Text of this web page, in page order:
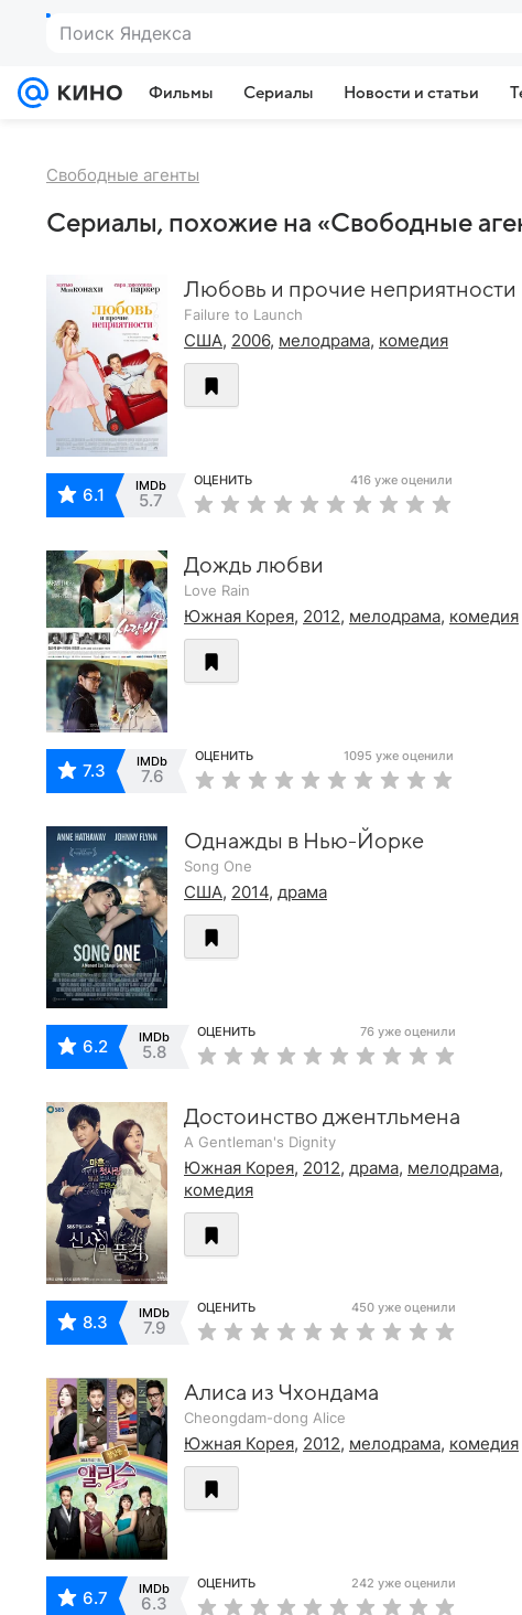
Поиск Яндекса
Фильмы Сериалы Новости и статьи
Свободные агенты
Сериалы, похожие на «Свободные
Любовь и прочие неприятности
Failure to Launch
США, 2006, мелодрама, комедия
6.1 IMDb
5.7
ОЦЕНИТЬ 416 уже оценили
Дождь любви
Love Rain
Южная Корея, 2012, мелодрама, комедия
7.3 IMDb
7.6
ОЦЕНИТЬ 1095 уже оценили
Однажды в Нью-Йорке
Song One
США, 2014, драма
6.2 IMDb
5.8
ОЦЕНИТЬ 76 уже оценили
Достоинство джентльмена
A Gentleman's Dignity
Южная Корея, 2012, драма, мелодрама,
комедия
8.3 IMDb
7.9
ОЦЕНИТЬ 450 уже оценили
Алиса из Чхондама
Cheongdam-dong Alice
Южная Корея, 2012, мелодрама, комедия
6.7 IMDb
6.3
ОЦЕНИТЬ 242 уже оценили